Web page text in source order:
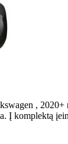
, 2020+
Į komplektą